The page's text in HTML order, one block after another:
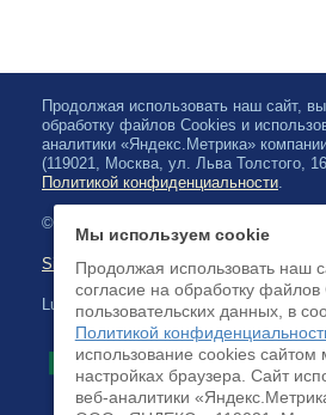
Продолжая использовать наш сайт,
обработку файлов Cookies и
аналитики «Яндекс.Метрика»
(119021, Москва, ул. Льва Толстого,
Политикой конфиденциальности.
© 2026, Karjalan valtionfilharmonia
Sivuston kartta
Luottokortilla maksaminen on saatavilla
Мы используем cookie
Продолжая использовать наш
согласие на обработку файлов
пользовательских данных, в
Политикой
использование cookies сайтом
настройках браузера. Cайт
веб-аналитики